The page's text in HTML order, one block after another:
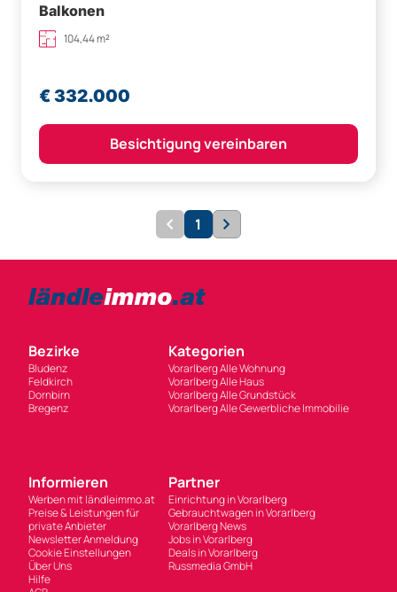
Balkonen
104,44 m²
€ 332.000
Besichtigung vereinbaren
1
Bezirke
Bludenz
Feldkirch
Dornbirn
Bregenz
Kategorien
Vorarlberg Alle Wohnung
Vorarlberg Alle Haus
Vorarlberg Alle Grundstück
Vorarlberg Alle Gewerbliche Immobilie
Informieren
Werben mit ländleimmo.at
Preise & Leistungen für
private Anbieter
Newsletter Anmeldung
Cookie Einstellungen
Über Uns
Hilfe
Partner
Einrichtung in Vorarlberg
Gebrauchtwagen in Vorarlberg
Vorarlberg News
Jobs in Vorarlberg
Deals in Vorarlberg
Russmedia GmbH